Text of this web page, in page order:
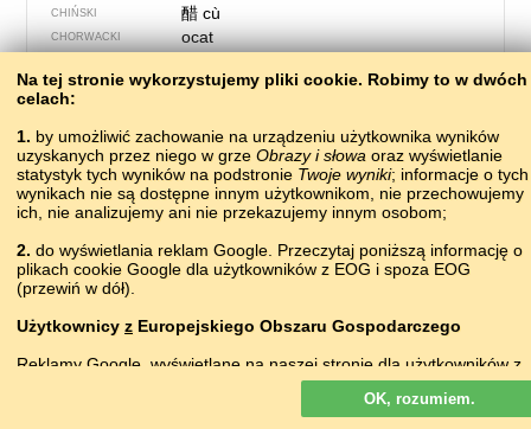
CHIŃSKI 醋cù
CHORWACKI ocat
DOLNOŁUŻYCKI kisało
DUŃSKI
ERZIAŃSKI уксус
ESPERANTO vinagro
ESTOŃSKI äädikas
FARERSKI edikur
etikka
FRANCUSKI vinaigre
FRIULSKI asêt
GÓRNOŁUŻYCKI
GRECKI ξύδι
HISZPAŃSKI vinagre
Na tej stronie wykorzystujemy pliki сookie. Robimy to w dwóch
celach:
1. by umożliwić zachowanie na urządzeniu użytkownika wyników
uzyskanych przez niego w grze Obrazy i słowa oraz wyświetlanie
statystyk tych wyników na podstronie Twoje wyniki; informacje o tych
wynikach nie są dostępne innym użytkownikom, nie przechowujemy
ich, nie analizujemy ani nie przekazujemy innym osobom;
2. do wyświetlania reklam Google. Przeczytaj poniższą informację o
plikach cookie Google dla użytkowników z EOG i spoza EOG
(przewiń w dół).
Użytkownicy z Europejskiego Obszaru Gospodarczego
Reklamy Google, wyświetlane na naszej stronie dla użytkowników z
są personalizowane. Chociaż reklamy te nie wykorzystują
plików cookie na potrzeby personalizacji reklam, to wykorzystują je,
by umożliwiać ograniczenie liczby wyświetleń, generowanie
OK, rozumiem.